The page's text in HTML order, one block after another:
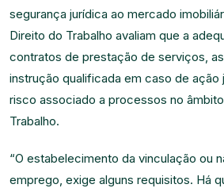
segurança jurídica ao mercado
Direito do Trabalho avaliam que a
contratos de prestação de serviços,
instrução qualificada em caso de ação
risco associado a processos no
Trabalho.
“O estabelecimento da vinculação ou
emprego, exige alguns requisitos. Há